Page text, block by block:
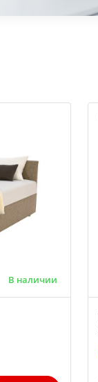
В наличии